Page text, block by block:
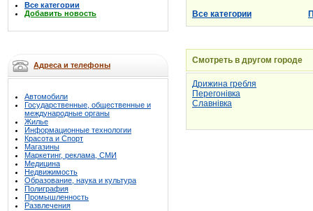
Все категории
Добавить новость
Адреса и телефоны
Автомобили
Государственные, общественные и
международные органы
Жилье
Информационные технологии
Красота и Спорт
Магазины
Маркетинг, реклама, СМИ
Медицина
Недвижимость
Образование, наука и культура
Полиграфия
Промышленность
Развлечения
Все категории
Смотреть в другом городе
Дрижина гребля
Перегонівка
Славнівка